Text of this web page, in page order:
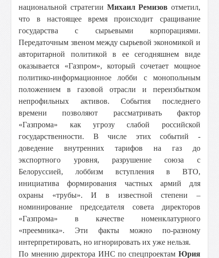
национальной стратегии Михаил Ремизов отметил,
что в настоящее время происходит сращивание
государства с сырьевыми корпорациями.
Передаточным звеном между сырьевой экономикой и
авторитарной политикой в ее сегодняшнем виде
оказывается «Газпром», который сочетает мощное
политико-информационное лобби с монопольным
положением в газовой отрасли и переизбытком
непрофильных активов. События последнего
времени позволяют рассматривать фактор
«Газпрома» как угрозу слабой российской
государственности. В числе этих событий -
доведение внутренних тарифов на газ до
экспортного уровня, разрушение союза с
Белоруссией, лоббизм вступления в ВТО,
инициатива формирования частных армий для
охраны «трубы». И в известной степени –
номинирование председателя совета директоров
«Газпрома» в качестве номенклатурного
«преемника». Эти факты можно по-разному
интерпретировать, но игнорировать их уже нельзя.
По мнению директора ИНС по спецпроектам Юрия